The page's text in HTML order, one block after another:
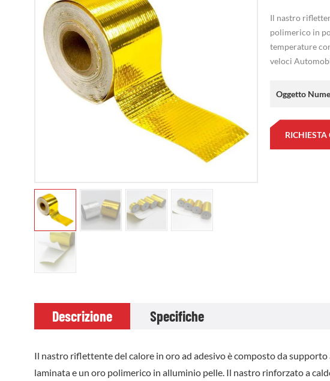
Il nastro
polimerico in
temperature
veloci
Oggetto
RICHIESTA
Descrizione Specifiche
Il nastro riflettente del calore in oro ad adesivo è composto da
laminata e un oro polimerico in alluminio pelle. Il nastro rinforzato a